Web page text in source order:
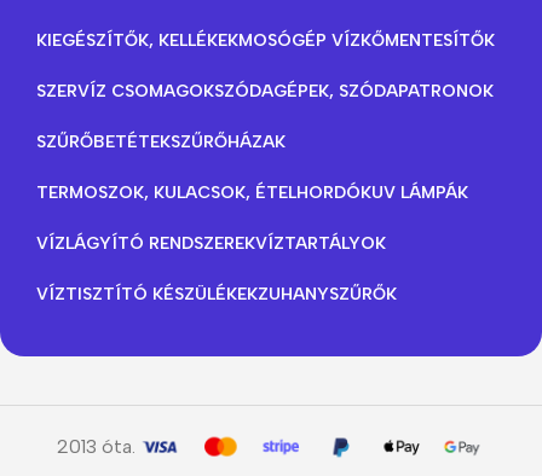
KIEGÉSZÍTŐK, KELLÉKEKMOSÓGÉP VÍZKŐMENTESÍTŐK
SZERVÍZ CSOMAGOKSZÓDAGÉPEK, SZÓDAPATRONOK
SZŰRŐBETÉTEKSZŰRŐHÁZAK
TERMOSZOK, KULACSOK, ÉTELHORDÓKUV LÁMPÁK
VÍZLÁGYÍTÓ RENDSZEREKVÍZTARTÁLYOK
VÍZTISZTÍTÓ KÉSZÜLÉKEKZUHANYSZŰRŐK
2013 óta.